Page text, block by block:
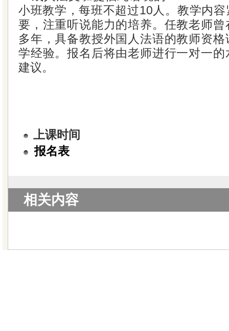
小班教学，每班不超过10人。教学内
要，注重听说能力的培养。任教老师
多年，具备教授外国人法语的教师资
学经验。报名后将由老师进行一对一
建议。
上课时间
报名表
相关内容